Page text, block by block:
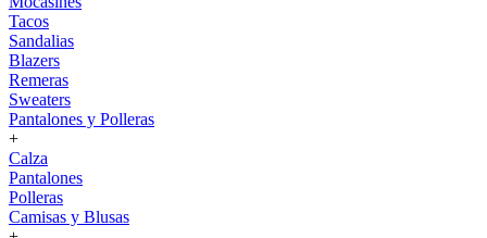
Tacos
Sandalias
Blazers
Remeras
Sweaters
Pantalones y Polleras
+
Calza
Pantalones
Polleras
Camisas y Blusas